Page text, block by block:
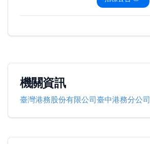
機關資訊
臺灣港務股份有限公司臺中港務分公司